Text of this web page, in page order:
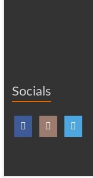
Socials